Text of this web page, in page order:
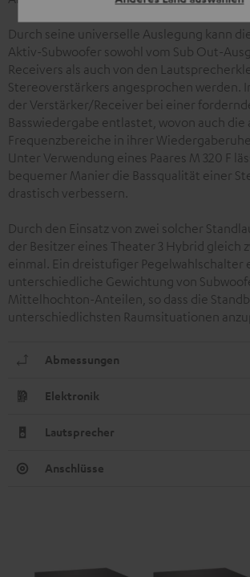
Durch seine universelle Auslegung kann
Aktiv-Subwoofer sowohl vom Sub Out-
Receivers als auch von den
Stereoverstärkers angesprochen werden.
der Verstärker/Receiver bei einer
Basswiedergabe entlastet, wovon auch die
Frequenzbereiche in ihrer
Unter Verwendung eines Paares M 320 F
bequemer Manier die Bassqualität einer
drastisch verbessern.
Durch den Einsatz von zwei solcher
der Besitzer eines Theater 3 Hybrid gleich
einmal. Ein dreistufiger Pegelwahlschalter
unterschiedliche Gewichtung von
Mittelhochton-Anteilen, so dass die
unterschiedlichsten Raumsituationen
Abmessungen
Elektronik
Lautsprecher
Anschlüsse